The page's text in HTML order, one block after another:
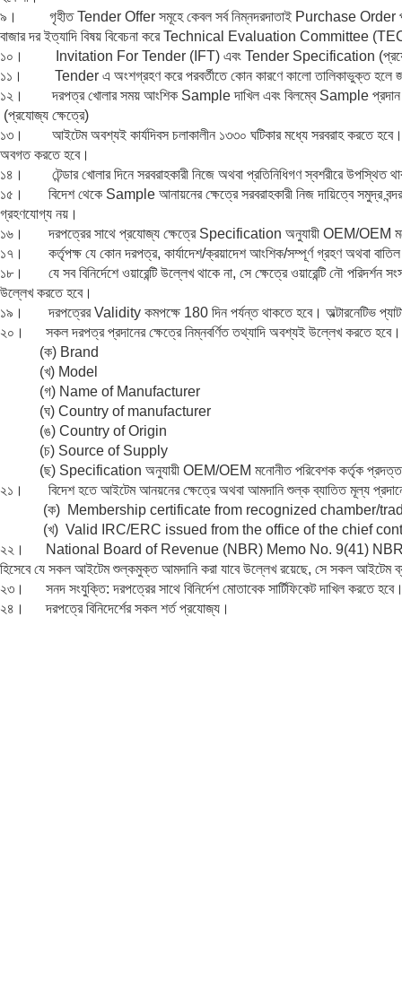
৯। গৃহীত Tender Offer সমূহে কেবল সর্ব নিম্নদরদাতাই Purchase Order
বাজার দর ইত্যাদি বিষয় বিবেচনা করে Technical Evaluation Committee (TEC)
১০। Invitation For Tender (IFT) এবং Tender Specification (প্রযোজ্য
১১। Tender এ অংশগ্রহণ করে পরবর্তীতে কোন কারণে কালো তালিকাভুক্ত হলে
১২। দরপত্র খোলার সময় আংশিক Sample দাখিল এবং বিলম্বে Sample প্রদান
(প্রযোজ্য ক্ষেত্রে)
১৩। আইটেম অবশ্যই কার্যদিবস চলাকালীন ১৩৩০ ঘটিকার মধ্যে সরবরাহ করতে হবে।
অবগত করতে হবে।
১৪। টেন্ডার খোলার দিনে সরবরাহকারী নিজে অথবা প্রতিনিধিগণ স্বশরীরে উপস্থিত
১৫। বিদেশ থেকে Sample আনায়নের ক্ষেত্রে সরবরাহকারী নিজ দায়িত্বে সমুদ্র
গ্রহণযোগ্য নয়।
১৬। দরপত্রের সাথে প্রযোজ্য ক্ষেত্রে Specification অনুযায়ী OEM/OEM
১৭। কর্তৃপক্ষ যে কোন দরপত্র, কার্যাদেশ/ক্রয়াদেশ আংশিক/সম্পূর্ণ গ্রহণ অথবা বাতিল
১৮। যে সব বিনির্দেশে ওয়ারেন্টি উল্লেখ থাকে না, সে ক্ষেত্রে ওয়ারেন্টি নৌ পরিদর্শন
উল্লেখ করতে হবে।
১৯। দরপত্রের Validity কমপক্ষে 180 দিন পর্যন্ত থাকতে হবে। অল্টারনেটিভ
২০। সকল দরপত্র প্রদানের ক্ষেত্রে নিম্নবর্ণিত তথ্যাদি অবশ্যই উল্লেখ করতে হবে।
(ক) Brand
(খ) Model
(গ) Name of Manufacturer
(ঘ) Country of manufacturer
(ঙ) Country of Origin
(চ) Source of Supply
(ছ) Specification অনুযায়ী OEM/OEM মনোনীত পরিবেশক কর্তৃক প্রদত্ত সনদ
২১। বিদেশ হতে আইটেম আনয়নের ক্ষেত্রে অথবা আমদানি শুল্ক ব্যাতিত মূল্য প্রদানের
(ক) Membership certificate from recognized chamber/
(খ) Valid IRC/ERC issued from the office of the chief
২২। National Board of Revenue (NBR) Memo No. 9(41) NBR/
হিসেবে যে সকল আইটেম শুল্কমুক্ত আমদানি করা যাবে উল্লেখ রয়েছে, সে সকল
২৩। সনদ সংযুক্তি: দরপত্রের সাথে বিনির্দেশ মোতাবেক সার্টিফিকেট দাখিল করতে
২৪। দরপত্রে বিনিদের্শের সকল শর্ত প্রযোজ্য।